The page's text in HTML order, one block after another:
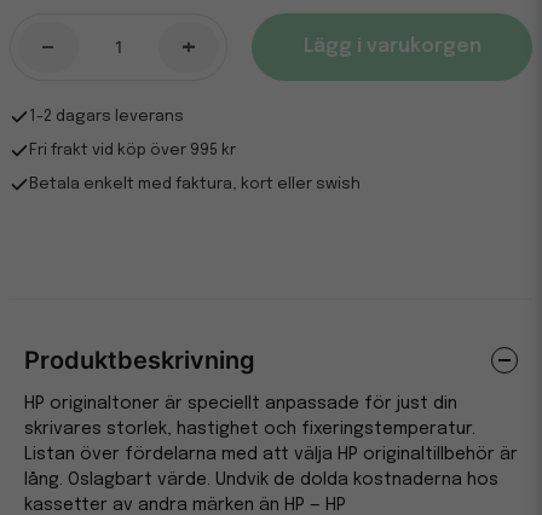
- + Lägg i varukorgen
1-2 dagars leverans
Fri frakt vid köp över 995 kr
Betala enkelt med faktura, kort eller swish
Produktbeskrivning
HP originaltoner är speciellt anpassade för just din
skrivares storlek, hastighet och fixeringstemperatur.
Listan över fördelarna med att välja HP originaltillbehör är
lång. Oslagbart värde. Undvik de dolda kostnaderna hos
kassetter av andra märken än HP — HP